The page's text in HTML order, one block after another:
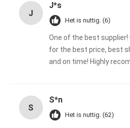
J
J*s
Het is nuttig. (6)
One of the best
for the best price, best
and on time! Highly
S
S*n
Het is nuttig. (62)